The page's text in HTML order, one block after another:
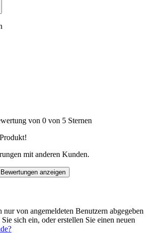
von 0 von 5 Sternen
mit anderen Kunden.
Bewertungen anzeigen
von angemeldeten Benutzern abgegeben
sich ein, oder erstellen Sie einen neuen